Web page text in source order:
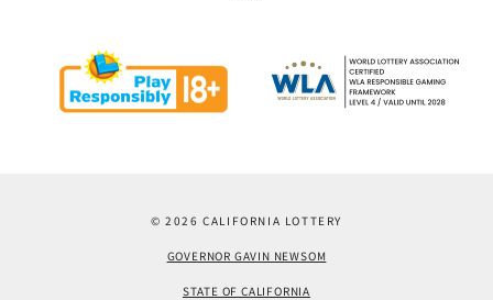
© 2026 CALIFORNIA LOTTERY
GOVERNOR GAVIN NEWSOM
STATE OF CALIFORNIA